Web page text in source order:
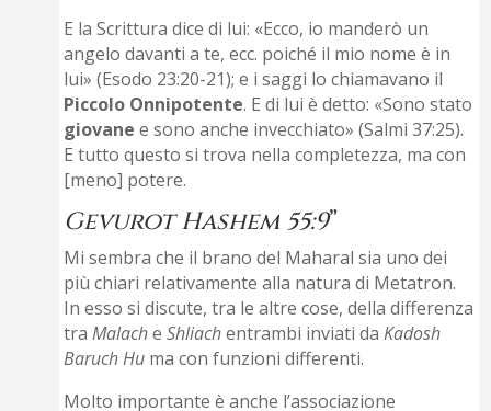
E la Scrittura dice di lui: «Ecco, io manderò un
angelo davanti a te, ecc. poiché il mio nome è in
lui» (Esodo 23:20-21); e i saggi lo chiamavano il
Piccolo Onnipotente. E di lui è detto: «Sono stato
giovane e sono anche invecchiato» (Salmi 37:25).
E tutto questo si trova nella completezza, ma con
[meno] potere.
Gevurot Hashem 55:9”
Mi sembra che il brano del Maharal sia uno dei
più chiari relativamente alla natura di Metatron.
In esso si discute, tra le altre cose, della differenza
traMalacheShliachentrambi inviati daKadosh
Baruch Hu ma con funzioni differenti.
Molto importante è anche l’associazione